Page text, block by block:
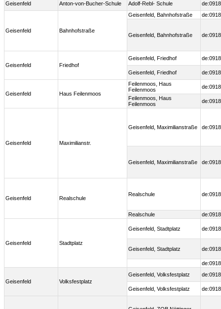
Geisenfeld Anton-von-Bucher-Schule Adolf-Rebl- Schule
Geisenfeld Bahnhofstraße
Geisenfeld, Bahnhofstraße
Geisenfeld, Bahnhofstraße
Geisenfeld Friedhof
Geisenfeld, Friedhof
Geisenfeld, Friedhof
Geisenfeld Haus Feilenmoos
Feilenmoos, Haus
Feilenmoos
Feilenmoos, Haus
Feilenmoos
Geisenfeld Maximilianstr.
Geisenfeld, Maximilianstraße
Geisenfeld, Maximilianstraße
Geisenfeld Realschule
Realschule
Realschule
Geisenfeld Stadtplatz
Geisenfeld, Stadtplatz
Geisenfeld, Stadtplatz
Geisenfeld Volksfestplatz
Geisenfeld, Volksfestplatz
Geisenfeld, Volksfestplatz